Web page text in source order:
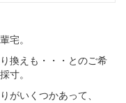
宅。
換えも・・・とのご希
寸。
がいくつかあって、